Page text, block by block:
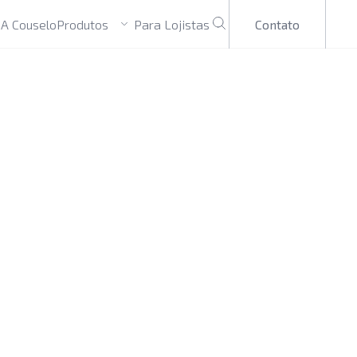
A CouseloProdutos Para Lojistas Contato